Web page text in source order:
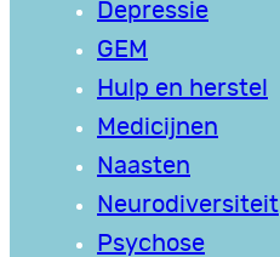
Depressie
GEM
Hulp en herstel
Medicijnen
Naasten
Neurodiversiteit
Psychose